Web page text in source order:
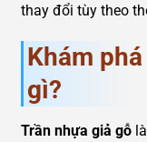
thay đổi tùy theo
Khám
gì?
Trần nhựa giả gỗ